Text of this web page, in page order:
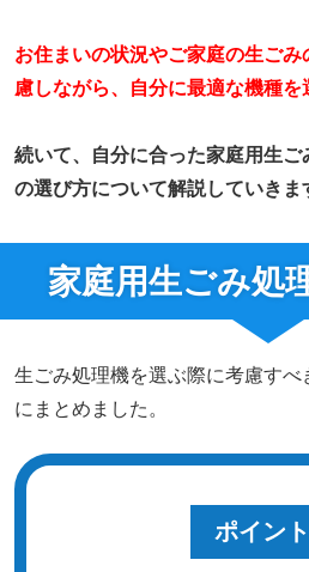
お住まいの状況やご家庭の生ご
慮しながら、自分に最適な機種を
続いて、自分に合った家庭用生
の選び方について解説していきま
家庭用生ごみ処
生ごみ処理機を選ぶ際に考慮す
にまとめました。
ポイン